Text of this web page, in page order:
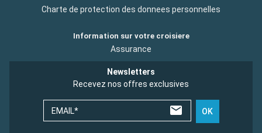
Charte de protection des donnees personnelles
Information sur votre croisiere
Assurance
Newsletters
Recevez nos offres exclusives
EMAIL* OK